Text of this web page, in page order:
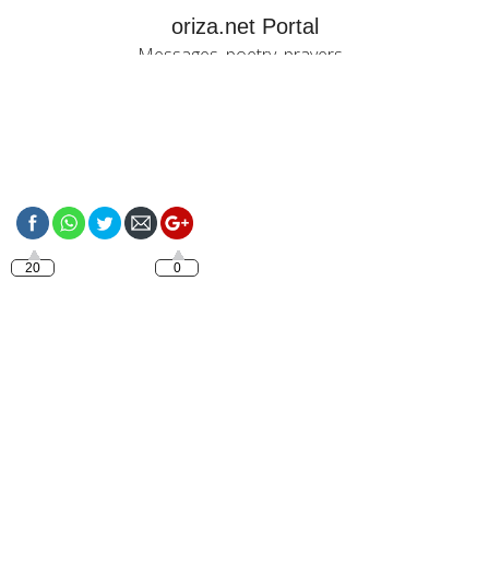
oriza.net Portal
Messages, poetry, prayers...
20 0
amour